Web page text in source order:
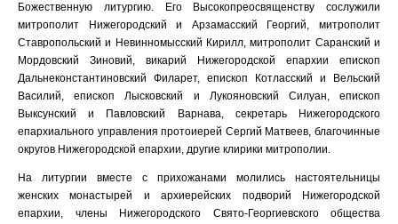
Божественную литургию. Его Высокопреосвященству сослужили
митрополит Нижегородский и Арзамасский Георгий, митрополит
Ставропольский и Невинномысский Кирилл, митрополит Саранский и
Мордовский Зиновий, викарий Нижегородской епархии епископ
Дальнеконстантиновский Филарет, епископ Котласский и Вельский
Василий, епископ Лысковский и Лукояновский Силуан, епископ
Выксунский и Павловский Варнава, секретарь Нижегородского
епархиального управления протоиерей Сергий Матвеев, благочинные
округов Нижегородской епархии, другие клирики митрополии.
На литургии вместе с прихожанами молились настоятельницы
женских монастырей и архиерейских подворий Нижегородской
епархии, члены Нижегородского Свято-Георгиевского общества